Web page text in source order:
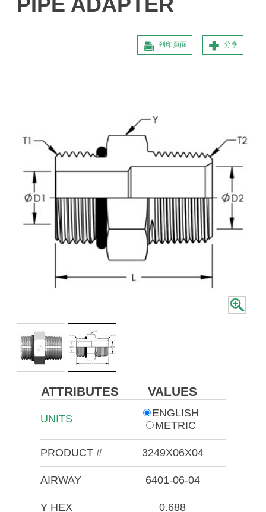
分享
列印頁面
ATTRIBUTES VALUES
UNITS
ENGLISH
METRIC
PRODUCT # 3249X06X04
AIRWAY 6401-06-04
Y HEX 0.688